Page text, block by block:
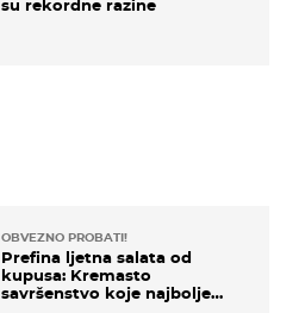
OBVEZNO PROBATI!
Prefina ljetna salata od
kupusa: Kremasto
savršenstvo koje najbolje
su rekordne razine